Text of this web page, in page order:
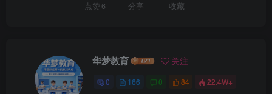
点赞 6 分享 收藏
华梦教育 关注
0 166 0 84 22.4W+